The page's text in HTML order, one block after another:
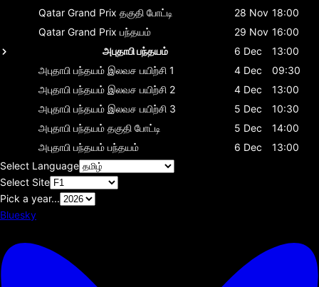
Qatar Grand Prix தகுதி போட்டி 28 Nov 18:00
Qatar Grand Prix பந்தயம் 29 Nov 16:00
அபுதாபி பந்தயம்
6 Dec
13:00
அபுதாபி பந்தயம் இலவச பயிற்சி 1 4 Dec
09:30
அபுதாபி பந்தயம் இலவச பயிற்சி 2 4 Dec
13:00
அபுதாபி பந்தயம் இலவச பயிற்சி 3 5 Dec
10:30
அபுதாபி பந்தயம் தகுதி போட்டி 5 Dec
14:00
அபுதாபி பந்தயம் பந்தயம் 6 Dec
13:00
Select Language
Select Site
Pick a year...
Bluesky